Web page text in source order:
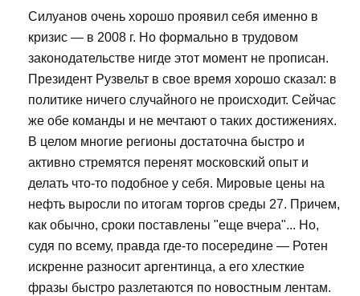
Силуанов очень хорошо проявил себя именно в
кризис — в 2008 г. Но формально в трудовом
законодательстве нигде этот момент не прописан.
Президент Рузвельт в свое время хорошо сказал: в
политике ничего случайного не происходит. Сейчас
же обе команды и не мечтают о таких достижениях.
В целом многие регионы достаточна быстро и
активно стремятся перенят московский опыт и
делать что-то подобное у себя. Мировые цены на
нефть выросли по итогам торгов среды 27. Причем,
как обычно, сроки поставлены "еще вчера"... Но,
судя по всему, правда где-то посередине — Ротен
искренне разносит аргентинца, а его хлесткие
фразы быстро разлетаются по новостным лентам.